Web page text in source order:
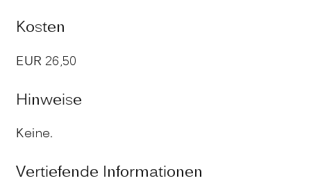
Kosten
EUR 26,50
Hinweise
Keine.
Vertiefende Informationen